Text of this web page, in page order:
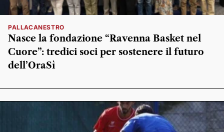
PALLACANESTRO
Nasce la fondazione “Ravenna Basket nel
Cuore”: tredici soci per sostenere il futuro
dell’OraSì